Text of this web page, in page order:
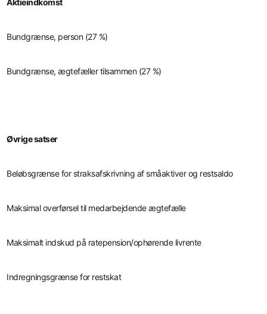
Bundgrænse, person (27 %)
Bundgrænse, ægtefæller tilsammen (27 %)
Øvrige satser
Beløbsgrænse for straksafskrivning af småaktiver og restsaldo
Maksimal overførsel til medarbejdende ægtefælle
Maksimalt indskud på ratepension/ophørende livrente
Indregningsgrænse for restskat